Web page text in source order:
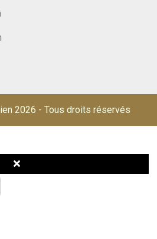
2026 - Tous droits réservés